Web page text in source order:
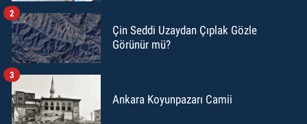
Çin Seddi Uzaydan Çıplak Gözle
Görünür mü?
2
Ankara Koyunpazarı Camii
3